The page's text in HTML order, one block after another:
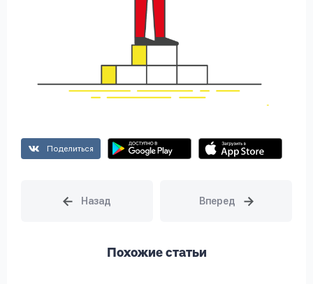
Поделиться
Похожие статьи